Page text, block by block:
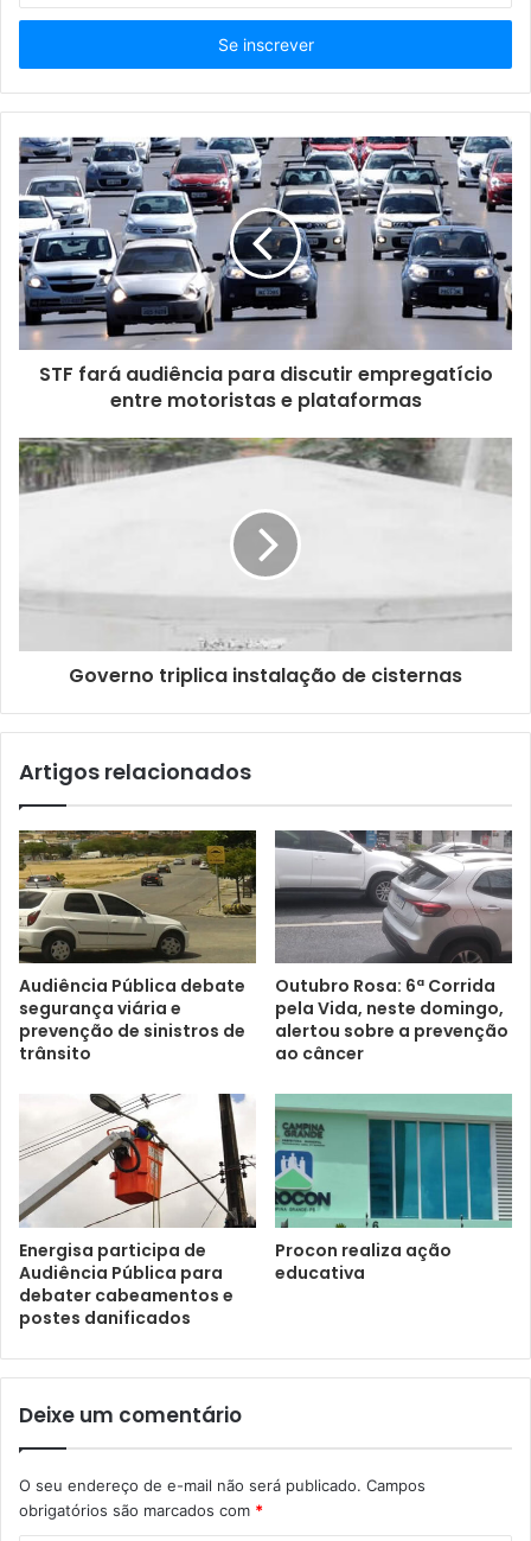
s
r
a
s
e
u
e
n
d
e
r
e
e
m
STF fará audiência para discutir empregatício
entre motoristas e plataformas
Governo triplica instalação de cisternas
Artigos relacionados
Audiência Pública debate
segurança viária e
prevenção de sinistros de
trânsito
Outubro Rosa: 6ª Corrida
pela Vida, neste domingo,
alertou sobre a prevenção
ao câncer
Energisa participa de
Audiência Pública para
debater cabeamentos e
postes danificados
Procon realiza ação
educativa
Deixe um comentário
O seu endereço de e-mail não será publicado. Campos
obrigatórios são marcados com *